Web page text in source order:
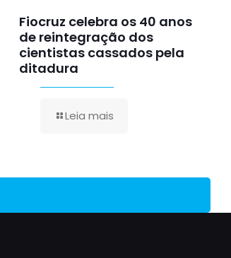
Fiocruz celebra os 40 anos
de reintegração dos
cientistas cassados pela
ditadura
Leia mais